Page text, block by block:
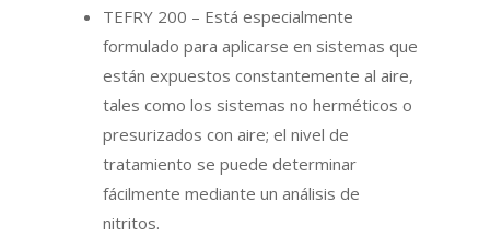
TEFRY 200 – Está especialmente
formulado para aplicarse en sistemas que
están expuestos constantemente al aire,
tales como los sistemas no herméticos o
presurizados con aire; el nivel de
tratamiento se puede determinar
fácilmente mediante un análisis de
nitritos.